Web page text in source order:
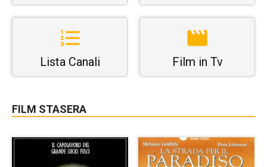
Lista Canali Film in Tv
FILM STASERA